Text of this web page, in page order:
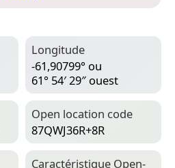
Longitude
-61,90799° ou
61° 54′ 29″ ouest
Open location code
87QWJ36R+8R
Caractéristique Open­